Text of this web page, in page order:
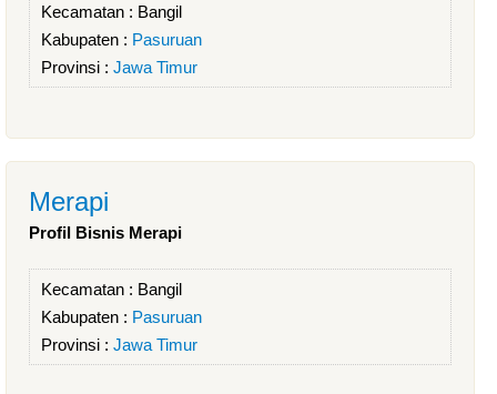
Kecamatan : Bangil
Kabupaten : Pasuruan
Provinsi : Jawa Timur
Merapi
Profil Bisnis Merapi
Kecamatan : Bangil
Kabupaten : Pasuruan
Provinsi : Jawa Timur